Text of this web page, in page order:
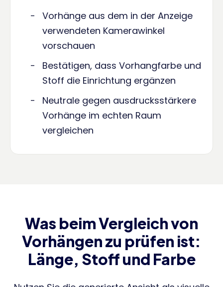
Vorhänge aus dem in der Anzeige
verwendeten Kamerawinkel
vorschauen
Bestätigen, dass Vorhangfarbe und
Stoff die Einrichtung ergänzen
Neutrale gegen ausdrucksstärkere
Vorhänge im echten Raum
vergleichen
Was beim Vergleich von
Vorhängen zu prüfen ist:
Länge, Stoff und Farbe